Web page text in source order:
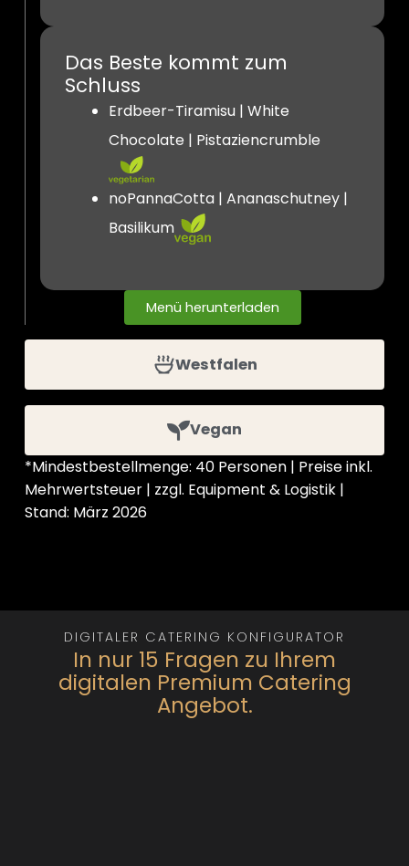
Westfalen
Vegan
Das Beste kommt zum
Schluss
Erdbeer-Tiramisu | White
Chocolate | Pistaziencrumble
noPannaCotta | Ananaschutney |
Basilikum
Menü herunterladen
*Mindestbestellmenge: 40 Personen | Preise inkl.
Mehrwertsteuer | zzgl. Equipment & Logistik |
Stand: März 2026
DIGITALER CATERING KONFIGURATOR
In nur 15 Fragen zu Ihrem
digitalen Premium Catering
Angebot.